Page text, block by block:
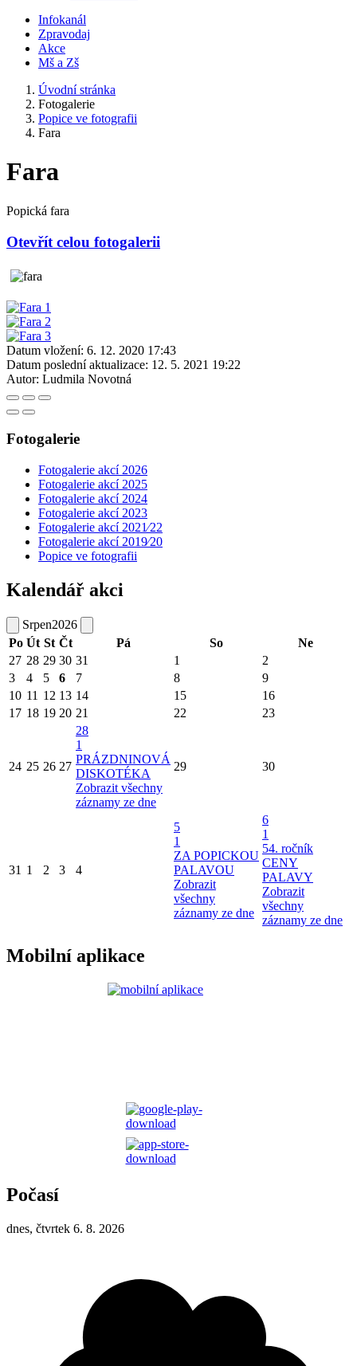
Infokanál
Zpravodaj
Akce
Mš a Zš
Úvodní stránka
Fotogalerie
Popice ve fotografii
Fara
Fara
Popická fara
Otevřít celou fotogalerii
Datum vložení: 6. 12. 2020 17:43
Datum poslední aktualizace: 12. 5. 2021 19:22
Autor: Ludmila Novotná
Fotogalerie
Fotogalerie akcí 2026
Fotogalerie akcí 2025
Fotogalerie akcí 2024
Fotogalerie akcí 2023
Fotogalerie akcí 2021⁄22
Fotogalerie akcí 2019⁄20
Popice ve fotografii
Kalendář akci
Srpen2026
Po Út St Čt Pá So
Ne
27 28 29 30 31 1
2
3
4 5 6 7 8
9
10 11 12 13 14 15
16
17 18 19 20 21 22 23
24 25 26 27
28
1
PRÁZDNINOVÁ
DISKOTÉKA
Zobrazit všechny
záznamy ze dne
29 30
31 1 2 3 4
5
1
ZA POPICKOU
PALAVOU
Zobrazit
všechny
záznamy ze dne
6
1
54. ročník
CENY
PALAVY
Zobrazit
všechny
záznamy ze dne
Mobilní aplikace
Počasí
dnes, čtvrtek 6. 8. 2026